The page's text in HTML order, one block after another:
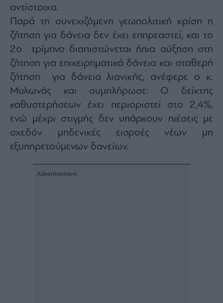
αντίστοιχα.
Παρά τη συνεχιζόμενη γεωπολιτική κρίση η
ζήτηση για δάνεια δεν έχει επηρεαστεί, και το
2ο τρίμηνο διαπιστώνεται ήπια αύξηση στη
ζήτηση για επιχειρηματικά δάνεια και σταθερή
ζήτηση για δάνεια λιανικής, ανέφερε ο κ.
Μυλωνάς και συμπλήρωσε: Ο δείκτης
καθυστερήσεων έχει περιοριστεί στο 2,4%,
ενώ μέχρι στιγμής δεν υπάρχουν πιέσεις με
σχεδόν μηδενικές εισροές νέων μη
εξυπηρετούμενων δανείων.